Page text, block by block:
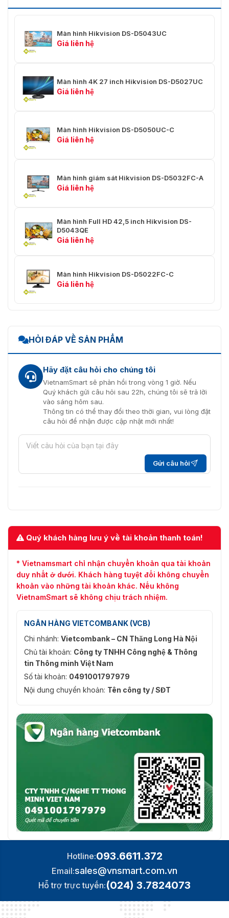
Màn hình Hikvision DS-D5043UC
Giá liên hệ
Màn hình 4K 27 inch Hikvision DS-D5027UC
Giá liên hệ
Màn hình Hikvision DS-D5050UC-C
Giá liên hệ
Màn hình giám sát Hikvision DS-D5032FC-A
Giá liên hệ
Màn hình Full HD 42,5 inch Hikvision DS-
D5043QE
Giá liên hệ
Màn hình Hikvision DS-D5022FC-C
Giá liên hệ
HỎI ĐÁP VỀ SẢN PHẨM
Hãy đặt câu hỏi cho chúng tôi
VietnamSmart sẽ phản hồi trong vòng 1 giờ. Nếu
Quý khách gửi câu hỏi sau 22h, chúng tôi sẽ trả lời
vào sáng hôm sau.
Thông tin có thể thay đổi theo thời gian, vui lòng đặt
câu hỏi để nhận được cập nhật mới nhất!
Gửi câu hỏi
Quý khách hàng lưu ý về tài khoản thanh toán!
* Vietnamsmart chỉ nhận chuyển khoản qua tài khoản
duy nhất ở dưới. Khách hàng tuyệt đối không chuyển
khoản vào những tài khoản khác. Nếu không
VietnamSmart sẽ không chịu trách nhiệm.
NGÂN HÀNG VIETCOMBANK (VCB)
Chi nhánh: Vietcombank – CN Thăng Long Hà Nội
Chủ tài khoản: Công ty TNHH Công nghệ & Thông
tin Thông minh Việt Nam
Số tài khoản: 0491001797979
Nội dung chuyển khoản: Tên công ty / SĐT
Hotline:093.6611.372
Email:sales@vnsmart.com.vn
Hỗ trợ trực tuyến:(024) 3.7824073